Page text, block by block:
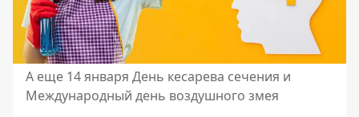
А еще 14 января День кесарева сечения и
Международный день воздушного змея